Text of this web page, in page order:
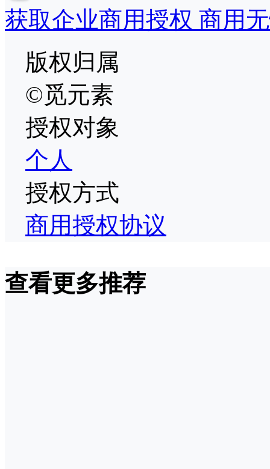
获取企业商用授权 商用
版权归属
©觅元素
授权对象
个人
授权方式
商用授权协议
查看更多推荐